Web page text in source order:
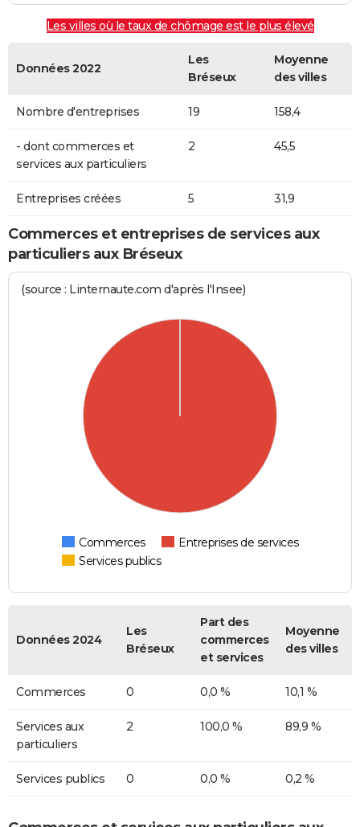
Les villes où le taux de chômage est le plus élevé
Données 2022
Les
Bréseux
Moyenne
des villes
Nombre d'entreprises 19 158,4
- dont commerces et
services aux particuliers
2 45,5
Entreprises créées 5 31,9
Commerces et entreprises de services aux
particuliers aux Bréseux
(source : Linternaute.com d'après l'Insee)
Commerces
Entreprises de services
Services publics
Données 2024
Les
Bréseux
Part des
commerces
et services
Moyenne
des villes
Commerces 0 0,0 % 10,1 %
Services aux
particuliers
2 100,0 % 89,9 %
Services publics 0 0,0 % 0,2 %